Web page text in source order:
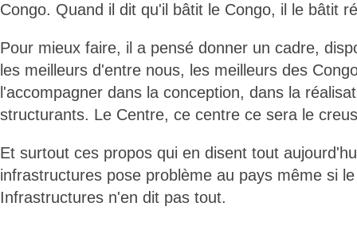
Congo. Quand il dit qu'il bâtit le Congo, il le bâtit
Pour mieux faire, il a pensé donner un cadre,
les meilleurs d'entre nous, les meilleurs des
l'accompagner dans la conception, dans la
structurants. Le Centre, ce centre ce sera le
Et surtout ces propos qui en disent tout
infrastructures pose problème au pays même si
Infrastructures n'en dit pas tout.